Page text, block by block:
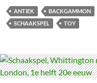
ANTIEK BACKGAMMON
SCHAAKSPEL
TOY